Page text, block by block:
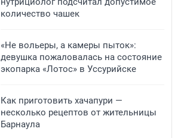
количество чашек
«Не вольеры, а камеры пыток»:
девушка пожаловалась на состояние
экопарка «Лотос» в Уссурийске
Как приготовить хачапури —
несколько рецептов от жительницы
Барнаула